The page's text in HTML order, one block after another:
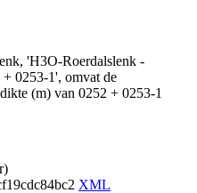
'H3O-Roerdalslenk -
0253-1', omvat de
(m) van 0252 + 0253-1
XML